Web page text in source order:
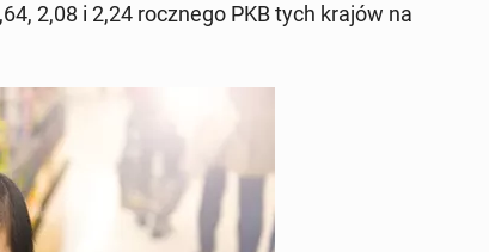
2,08 i 2,24 rocz­ne­go PKB tych krajów na